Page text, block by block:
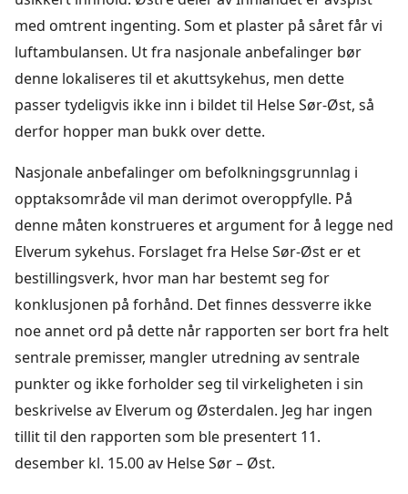
med omtrent ingenting. Som et plaster på såret får vi
luftambulansen. Ut fra nasjonale anbefalinger bør
denne lokaliseres til et akuttsykehus, men dette
passer tydeligvis ikke inn i bildet til Helse Sør-Øst, så
derfor hopper man bukk over dette.
Nasjonale anbefalinger om befolkningsgrunnlag i
opptaksområde vil man derimot overoppfylle. På
denne måten konstrueres et argument for å legge ned
Elverum sykehus. Forslaget fra Helse Sør-Øst er et
bestillingsverk, hvor man har bestemt seg for
konklusjonen på forhånd. Det finnes dessverre ikke
noe annet ord på dette når rapporten ser bort fra helt
sentrale premisser, mangler utredning av sentrale
punkter og ikke forholder seg til virkeligheten i sin
beskrivelse av Elverum og Østerdalen. Jeg har ingen
tillit til den rapporten som ble presentert 11.
desember kl. 15.00 av Helse Sør – Øst.